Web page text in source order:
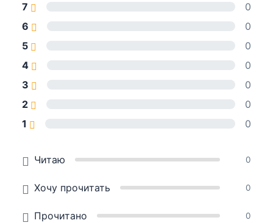
7
0
6
0
5
0
4
0
3
0
2
0
1
0
Читаю 0
Хочу прочитать 0
Прочитано 0